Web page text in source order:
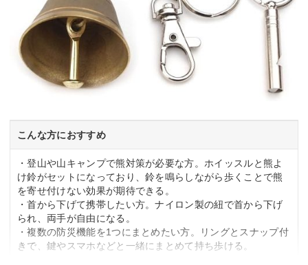
こんな方におすすめ
・登山や山キャンプで熊対策が必要な方。ホイッスルと熊よ
け鈴がセットになっており、鈴を鳴らしながら歩くことで熊
を寄せ付けない効果が期待できる。
・首から下げて携帯したい方。ナイロン製の紐で首から下げ
られ、両手が自由になる。
・複数の防災機能を1つにまとめたい方。リングとスナップ付
きで、鍵やスマホなどと一緒にまとめて持ち歩ける。